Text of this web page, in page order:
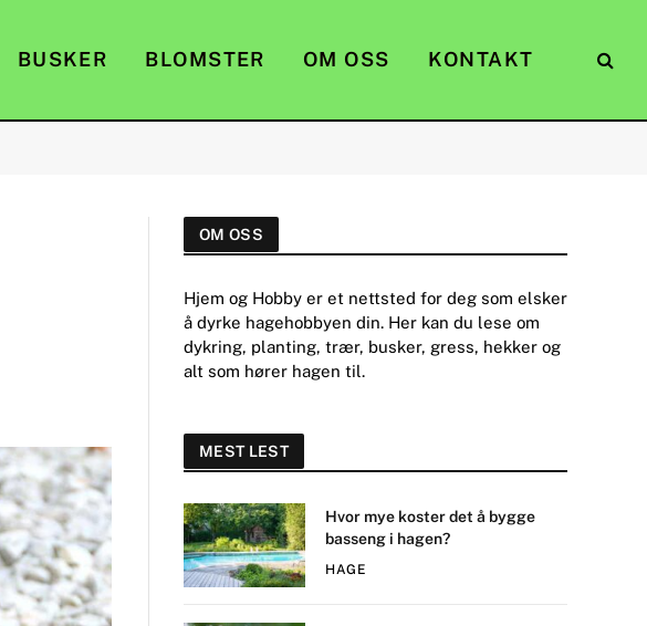
BUSKER BLOMSTER OM OSS KONTAKT
OM OSS
Hjem og Hobby er et nettsted for deg som elsker
å dyrke hagehobbyen din. Her kan du lese om
dykring, planting, trær, busker, gress, hekker og
alt som hører hagen til.
MEST LEST
Hvor mye koster det å bygge
basseng i hagen?
HAGE